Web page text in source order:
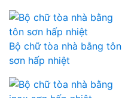
Bộ chữ tòa nhà bằng tôn
sơn hấp nhiệt